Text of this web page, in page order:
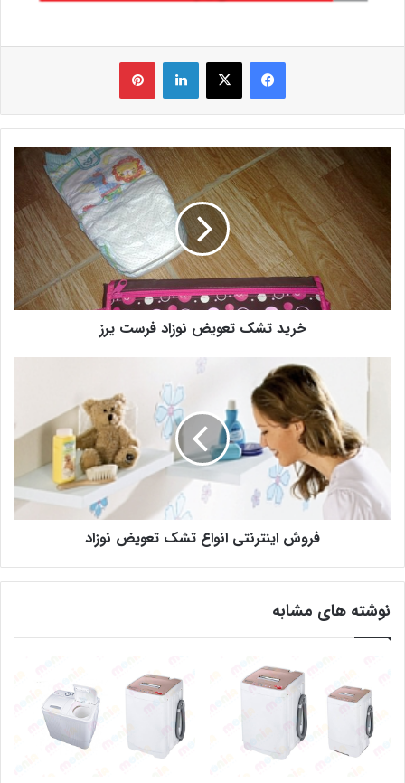
فیس بوک X لینکدین ‫پین‌ترست
خرید تشک تعویض نوزاد فرست یرز
فروش اینترنتی انواع تشک تعویض نوزاد
نوشته های مشابه